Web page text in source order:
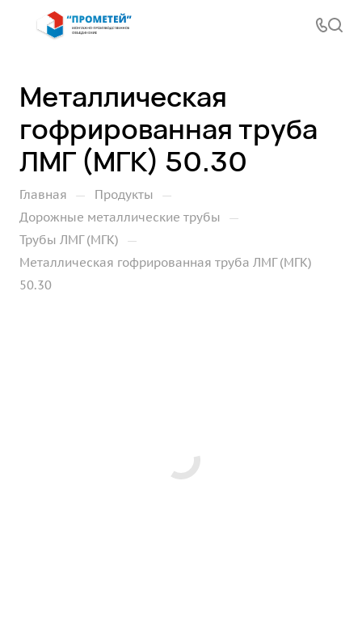
Металлическая
гофрированная труба
ЛМГ (МГК) 50.30
Главная — Продукты —
Дорожные металлические трубы —
Трубы ЛМГ (МГК) —
Металлическая гофрированная труба ЛМГ (МГК)
50.30